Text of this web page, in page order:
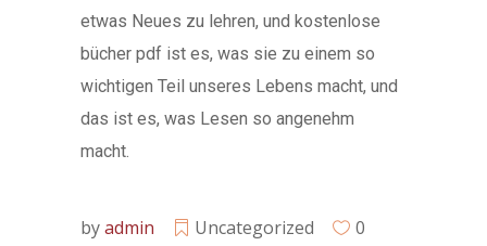
etwas Neues zu lehren, und kostenlose
bücher pdf ist es, was sie zu einem so
wichtigen Teil unseres Lebens macht, und
das ist es, was Lesen so angenehm
macht.
byadmin Uncategorized 0